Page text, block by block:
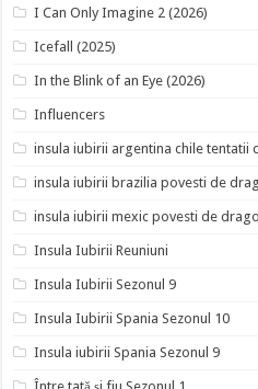
I Can Only Imagine 2 (2026)
Icefall (2025)
In the Blink of an Eye (2026)
Influencers
insula iubirii argentina chile tentatii
insula iubirii brazilia povesti de
insula iubirii mexic povesti de
Insula Iubirii Reuniuni
Insula Iubirii Sezonul 9
Insula Iubirii Spania Sezonul 10
Insula iubirii Spania Sezonul 9